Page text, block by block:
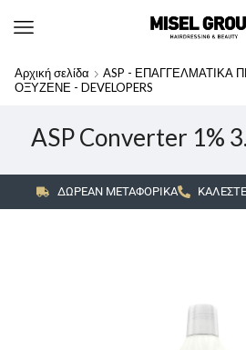
Αρχική σελίδα ASP - ΕΠΑΓΓΕΛΜΑΤΙΚΑ
ΟΞΥΖΕΝΕ - DEVELOPERS
ASP Converter 1%
ΔΩΡΕΑΝ ΜΕΤΑΦΟΡΙΚΑ